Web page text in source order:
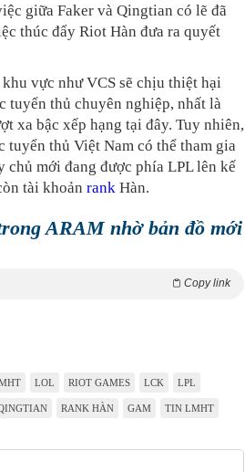
giữa Faker và Qingtian có lẽ đã
thúc đẩy Riot Hàn đưa ra quyết
vực như VCS sẽ chịu thiệt hại
tuyển thủ chuyên nghiệp, nhất là
xa bậc xếp hạng tại đây. Tuy nhiên,
tuyển thủ Việt Nam có thể tham gia
chủ mới đang được phía LPL lên kế
tài khoản rank Hàn.
ARAM nhờ bản đồ mới
Copy link
LOL RIOT GAMES LCK LPL
RANK HÀN GAM TIN LMHT